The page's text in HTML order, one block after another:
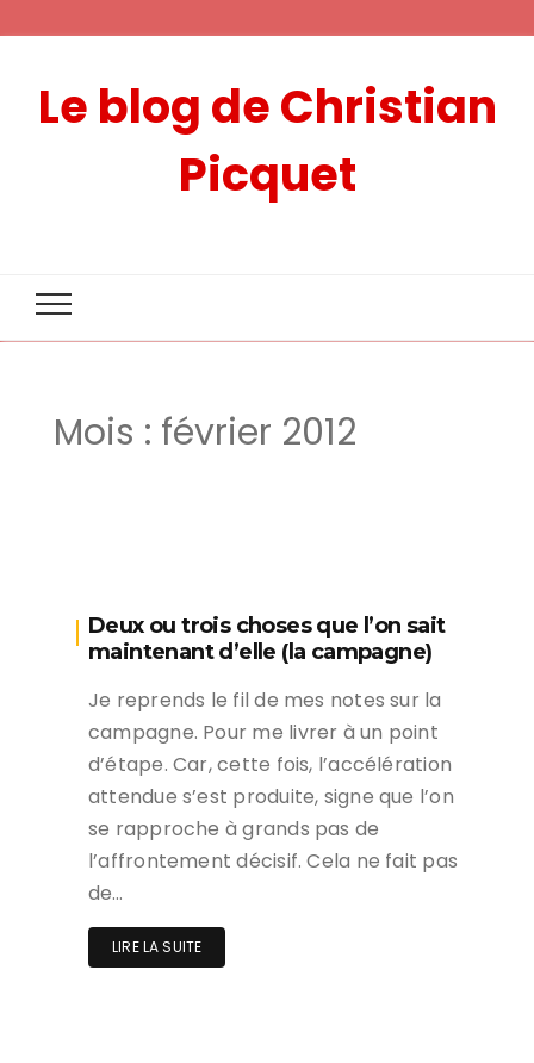
Le blog de Christian
Picquet
Mois : février 2012
Deux ou trois choses que l’on sait
maintenant d’elle (la campagne)
Je reprends le fil de mes notes sur la
campagne. Pour me livrer à un point
d’étape. Car, cette fois, l’accélération
attendue s’est produite, signe que l’on
se rapproche à grands pas de
l’affrontement décisif. Cela ne fait pas
de…
LIRE LA SUITE